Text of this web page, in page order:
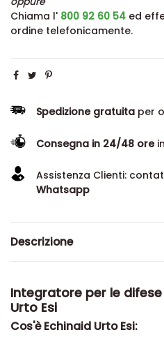
Chiama l' 800 92 60 54 ed
ordine telefonicamente.
Spedizione gratuita per
Consegna in 24/48 ore
Assistenza Clienti:
Whatsapp
Descrizione
Integratore per le
Urto Esi
Cos'è Echinaid Urto Esi: